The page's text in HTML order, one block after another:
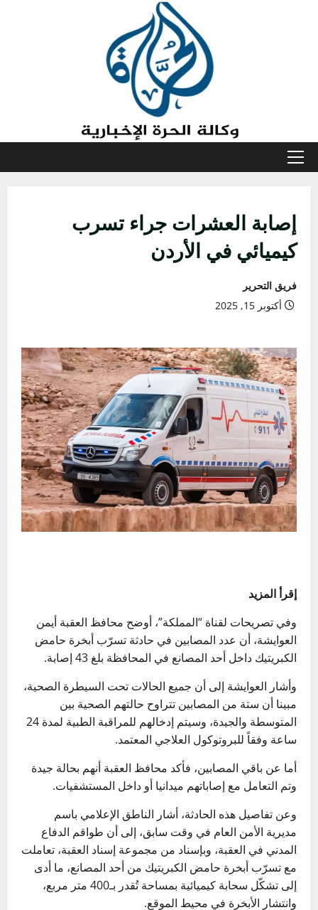
القائمة
إصابة العشرات جراء تسرب
كيميائي في الأردن
فريق التحرير
أكتوبر 15, 2025
إقرأ المزيد
وفي تصريحات لقناة “المملكة”، أوضح محافظ العقبة أيمن
العوايشة، أن عدد المصابين في حادثة تسرّب أبخرة حامض
الكبريتيك داخل أحد المصانع في المحافظة بلغ 43 إصابة.
وأشار العوايشة إلى أن جميع الحالات تحت السيطرة الصحية،
مبينا أن ستة من المصابين تتراوح حالتهم الصحية بين
المتوسطة والجيدة، وسيتم إدخالهم للمراقبة الطبية لمدة 24
ساعة وفقاً للبروتوكول العلاجي المعتمد.
أما عن باقي المصابين، فأكد محافظ العقبة أنهم بحالة جيدة
وتم التعامل مع إصاباتهم ميدانيا أو داخل المستشفيات.
وعن تفاصيل هذه الحادثة، أشار الناطق الإعلامي باسم
مديرية الأمن العام في وقت سابق، إلى أن طواقم الدفاع
المدني في العقبة، وبإسناد من مجموعة إسناد العقبة، تعاملت
مع تسرّب أبخرة حامض الكبريتيك من أحد المصانع، ما أدى
إلى تشكّل سحابة كيميائية بمساحة تُقدر بـ400 متر مربع،
وانتشار الأبخرة في محيط الموقع.